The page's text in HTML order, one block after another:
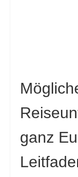
ganz